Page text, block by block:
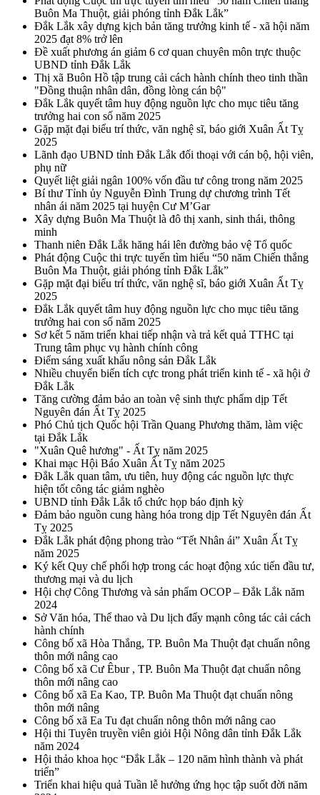
Buôn Ma Thuột, giải phóng tỉnh Đắk Lắk”
Đắk Lắk xây dựng kịch bản tăng trưởng kinh tế - xã hội năm
2025 đạt 8% trở lên
Đề xuất phương án giảm 6 cơ quan chuyên môn trực thuộc
UBND tỉnh Đắk Lắk
Thị xã Buôn Hồ tập trung cải cách hành chính theo tinh thần
"Đồng thuận nhân dân, đồng lòng cán bộ"
Đắk Lắk quyết tâm huy động nguồn lực cho mục tiêu tăng
trưởng hai con số năm 2025
Gặp mặt đại biểu trí thức, văn nghệ sĩ, báo giới Xuân Ất Tỵ
2025
Lãnh đạo UBND tỉnh Đắk Lắk đối thoại với cán bộ, hội viên,
phụ nữ
Quyết liệt giải ngân 100% vốn đầu tư công trong năm 2025
Bí thư Tỉnh ủy Nguyễn Đình Trung dự chương trình Tết
nhân ái năm 2025 tại huyện Cư M’Gar
Xây dựng Buôn Ma Thuột là đô thị xanh, sinh thái, thông
minh
Thanh niên Đắk Lắk hăng hái lên đường bảo vệ Tổ quốc
Phát động Cuộc thi trực tuyến tìm hiểu “50 năm Chiến thắng
Buôn Ma Thuột, giải phóng tỉnh Đắk Lắk”
Gặp mặt đại biểu trí thức, văn nghệ sĩ, báo giới Xuân Ất Tỵ
2025
Đắk Lắk quyết tâm huy động nguồn lực cho mục tiêu tăng
trưởng hai con số năm 2025
Sơ kết 5 năm triển khai tiếp nhận và trả kết quả TTHC tại
Trung tâm phục vụ hành chính công
Điểm sáng xuất khẩu nông sản Đắk Lắk
Nhiều chuyển biến tích cực trong phát triển kinh tế - xã hội ở
Đắk Lắk
Tăng cường đảm bảo an toàn vệ sinh thực phẩm dịp Tết
Nguyên đán Ất Tỵ 2025
Phó Chủ tịch Quốc hội Trần Quang Phương thăm, làm việc
tại Đắk Lắk
"Xuân Quê hương" - Ất Tỵ năm 2025
Khai mạc Hội Báo Xuân Ất Tỵ năm 2025
Đắk Lắk quan tâm, ưu tiên, huy động các nguồn lực thực
hiện tốt công tác giảm nghèo
UBND tỉnh Đắk Lắk tổ chức họp báo định kỳ
Đảm bảo nguồn cung hàng hóa trong dịp Tết Nguyên đán Ất
Tỵ 2025
Đắk Lắk phát động phong trào “Tết Nhân ái” Xuân Ất Tỵ
năm 2025
Ký kết Quy chế phối hợp trong các hoạt động xúc tiến đầu tư,
thương mại và du lịch
Hội chợ Công Thương và sản phẩm OCOP – Đắk Lắk năm
2024
Sở Văn hóa, Thể thao và Du lịch đẩy mạnh công tác cải cách
hành chính
Công bố xã Hòa Thắng, TP. Buôn Ma Thuột đạt chuẩn nông
thôn mới nâng cao
Công bố xã Cư Êbur , TP. Buôn Ma Thuột đạt chuẩn nông
thôn mới nâng cao
Công bố xã Ea Kao, TP. Buôn Ma Thuột đạt chuẩn nông
thôn mới nâng
Công bố xã Ea Tu đạt chuẩn nông thôn mới nâng cao
Hội thi Tuyên truyền viên giỏi Hội Nông dân tỉnh Đắk Lắk
năm 2024
Hội thảo khoa học “Đắk Lắk – 120 năm hình thành và phát
triển”
Triển khai hiệu quả Tuần lễ hưởng ứng học tập suốt đời năm